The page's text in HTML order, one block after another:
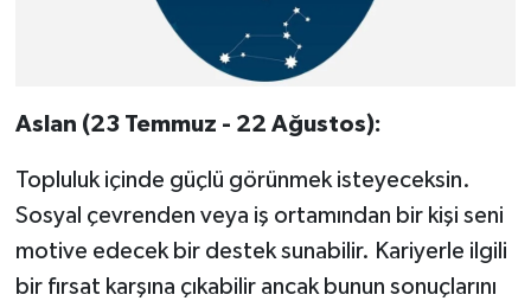
Aslan (23 Temmuz - 22 Ağustos):
Topluluk içinde güçlü görünmek isteyeceksin.
Sosyal çevrenden veya iş ortamından bir kişi seni
motive edecek bir destek sunabilir. Kariyerle ilgili
bir fırsat karşına çıkabilir ancak bunun sonuçlarını